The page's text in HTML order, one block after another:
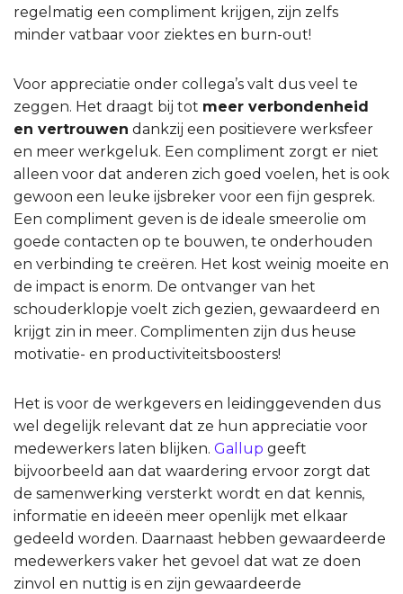
regelmatig een compliment krijgen, zijn zelfs
minder vatbaar voor ziektes en burn-out!
Voor appreciatie onder collega’s valt dus veel te
zeggen. Het draagt bij tot meer verbondenheid
en vertrouwen dankzij een positievere werksfeer
en meer werkgeluk. Een compliment zorgt er niet
alleen voor dat anderen zich goed voelen, het is ook
gewoon een leuke ijsbreker voor een fijn gesprek.
Een compliment geven is de ideale smeerolie om
goede contacten op te bouwen, te onderhouden
en verbinding te creëren. Het kost weinig moeite en
de impact is enorm. De ontvanger van het
schouderklopje voelt zich gezien, gewaardeerd en
krijgt zin in meer. Complimenten zijn dus heuse
motivatie- en productiviteitsboosters!
Het is voor de werkgevers en leidinggevenden dus
wel degelijk relevant dat ze hun appreciatie voor
medewerkers laten blijken. Gallup geeft
bijvoorbeeld aan dat waardering ervoor zorgt dat
de samenwerking versterkt wordt en dat kennis,
informatie en ideeën meer openlijk met elkaar
gedeeld worden. Daarnaast hebben gewaardeerde
medewerkers vaker het gevoel dat wat ze doen
zinvol en nuttig is en zijn gewaardeerde